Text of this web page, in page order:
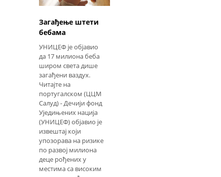
Загађење штети
бебама
УНИЦЕФ је објавио
да 17 милиона беба
широм света дише
загађени ваздух.
Читајте на
португалском (ЦЦМ
Салуд) - Дечији фонд
Уједињених нација
(УНИЦЕФ) објавио је
извештај који
упозорава на ризике
по развој милиона
деце рођених у
местима са високим